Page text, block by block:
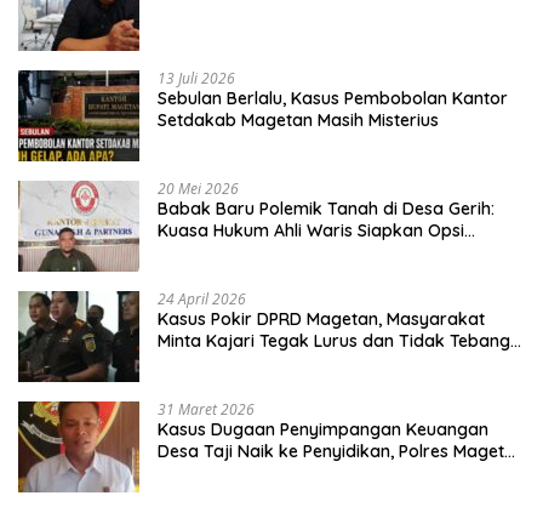
13 Juli 2026
Sebulan Berlalu, Kasus Pembobolan Kantor
Setdakab Magetan Masih Misterius
20 Mei 2026
Babak Baru Polemik Tanah di Desa Gerih:
Kuasa Hukum Ahli Waris Siapkan Opsi
24 April 2026
Kasus Pokir DPRD Magetan, Masyarakat
Minta Kajari Tegak Lurus dan Tidak Tebang
31 Maret 2026
Kasus Dugaan Penyimpangan Keuangan
Desa Taji Naik ke Penyidikan, Polres Magetan